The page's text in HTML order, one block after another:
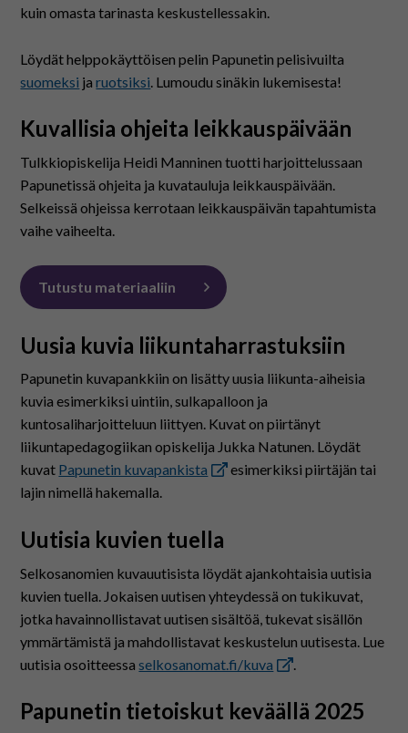
kuin omasta tarinasta keskustellessakin.
Löydät helppokäyttöisen pelin Papunetin pelisivuilta
suomeksi jaruotsiksi . Lumoudu sinäkin lukemisesta!
Kuvallisia ohjeita leikkauspäivään
Tulkkiopiskelija Heidi Manninen tuotti harjoittelussaan
Papunetissä ohjeita ja kuvatauluja leikkauspäivään.
Selkeissä ohjeissa kerrotaan leikkauspäivän tapahtumista
vaihe vaiheelta.
Tutustu materiaaliin
Uusia kuvia liikuntaharrastuksiin
Papunetin kuvapankkiin on lisätty uusia liikunta-aiheisia
kuvia esimerkiksi uintiin, sulkapalloon ja
kuntosaliharjoitteluun liittyen. Kuvat on piirtänyt
liikuntapedagogiikan opiskelija Jukka Natunen. Löydät
kuvat Papunetin kuvapankista
esimerkiksi piirtäjän tai
lajin nimellä hakemalla.
Uutisia kuvien tuella
Selkosanomien kuvauutisista löydät ajankohtaisia uutisia
kuvien tuella. Jokaisen uutisen yhteydessä on tukikuvat,
jotka havainnollistavat uutisen sisältöä, tukevat sisällön
ymmärtämistä ja mahdollistavat keskustelun uutisesta. Lue
uutisia osoitteessaselkosanomat.fi/kuva
Papunetin tietoiskut keväällä 2025